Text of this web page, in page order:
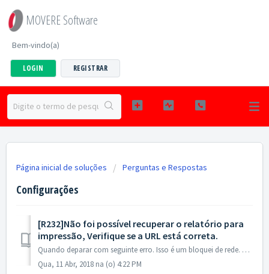
MOVERE Software
Bem-vindo(a)
LOGIN REGISTRAR
Página inicial de soluções Perguntas e Respostas
Configurações
[R232]Não foi possível recuperar o relatório para
impressão, Verifique se a URL está correta.
Quando deparar com seguinte erro. Isso é um bloquei de rede. Verificar se o cliente possui FIREWALL libere as seguintes URL:
Qua, 11 Abr, 2018 na (o) 4:22 PM